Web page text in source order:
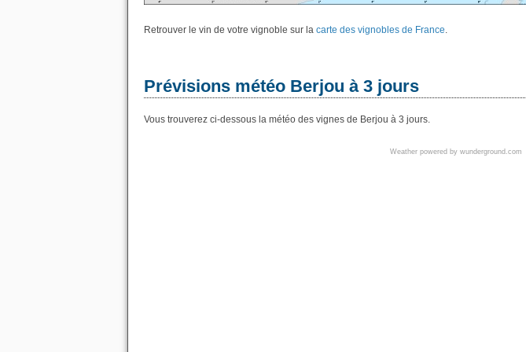
Retrouver le vin de votre vignoble sur la carte des vignobles de France.
Prévisions météo Berjou à 3 jours
Vous trouverez ci-dessous la météo des vignes de Berjou à 3 jours.
Weather powered by wunderground.com